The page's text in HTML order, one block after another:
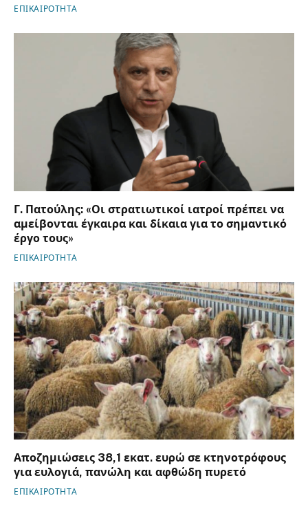
ΕΠΙΚΑΙΡΟΤΗΤΑ
Γ. Πατούλης: «Οι στρατιωτικοί ιατροί πρέπει να
αμείβονται έγκαιρα και δίκαια για το σημαντικό
έργο τους»
ΕΠΙΚΑΙΡΟΤΗΤΑ
Αποζημιώσεις 38,1 εκατ. ευρώ σε κτηνοτρόφους
για ευλογιά, πανώλη και αφθώδη πυρετό
ΕΠΙΚΑΙΡΟΤΗΤΑ